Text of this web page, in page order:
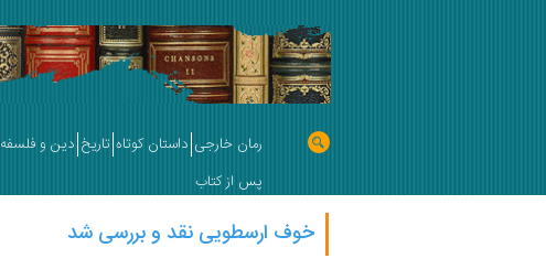
رمان خارجی داستان کوتاه تاریخ دین و فلسفه
پس از کتاب
خوف ارسطویی نقد و بررسی شد